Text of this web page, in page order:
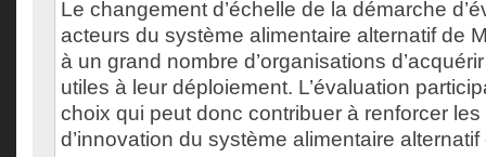
Le changement d’échelle de la démarche
acteurs du système alimentaire alternatif de
à un grand nombre d’organisations
utiles à leur déploiement. L’évaluation
choix qui peut donc contribuer à renforcer
d’innovation du système alimentaire